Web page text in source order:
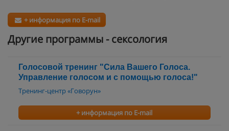
+ информация по E-mail
Другие программы - сексология
Голосовой тренинг "Сила Вашего Голоса.
Управление голосом и с помощью голоса!"
Тренинг-центр «Говорун»
+ информация по E-mail